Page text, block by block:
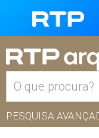
PESQUISA